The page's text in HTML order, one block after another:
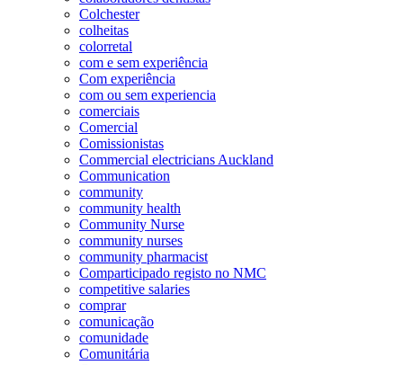
Colchester
colheitas
colorretal
com e sem experiência
Com experiência
com ou sem experiencia
comerciais
Comercial
Comissionistas
Commercial electricians Auckland
Communication
community
community health
Community Nurse
community nurses
community pharmacist
Comparticipado registo no NMC
competitive salaries
comprar
comunicação
comunidade
Comunitária